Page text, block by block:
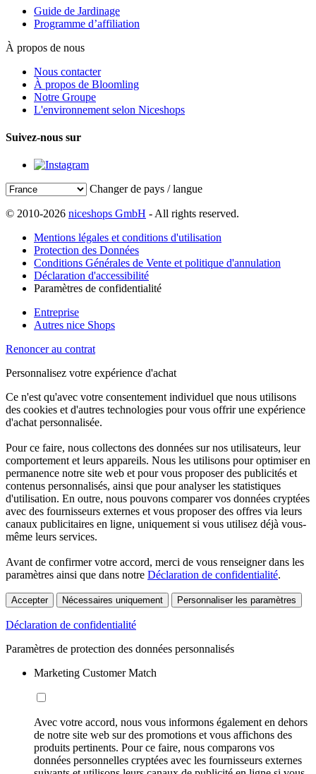
Guide de Jardinage
Programme d’affiliation
À propos de nous
Nous contacter
À propos de Bloomling
Notre Groupe
L'environnement selon Niceshops
Suivez-nous sur
Changer de pays / langue
© 2010-2026 niceshops GmbH - All rights reserved.
Mentions légales et conditions d'utilisation
Protection des Données
Conditions Générales de Vente et politique d'annulation
Déclaration d'accessibilité
Paramètres de confidentialité
Entreprise
Autres nice Shops
Renoncer au contrat
Personnalisez votre expérience d'achat
Ce n'est qu'avec votre consentement individuel que nous utilisons
des cookies et d'autres technologies pour vous offrir une expérience
d'achat personnalisée.
Pour ce faire, nous collectons des données sur nos utilisateurs, leur
comportement et leurs appareils. Nous les utilisons pour optimiser en
permanence notre site web et pour vous proposer des publicités et
contenus personnalisés, ainsi que pour analyser les statistiques
d'utilisation. En outre, nous pouvons comparer vos données cryptées
avec des fournisseurs externes et vous proposer des offres via leurs
canaux publicitaires en ligne, uniquement si vous utilisez déjà vous-
même leurs services.
Avant de confirmer votre accord, merci de vous renseigner dans les
paramètres ainsi que dans notre Déclaration de confidentialité.
Accepter Nécessaires uniquement Personnaliser les paramètres
Déclaration de confidentialité
Paramètres de protection des données personnalisés
Marketing Customer Match
Avec votre accord, nous vous informons également en dehors
de notre site web sur des promotions et vous affichons des
produits pertinents. Pour ce faire, nous comparons vos
données personnelles cryptées avec les fournisseurs externes